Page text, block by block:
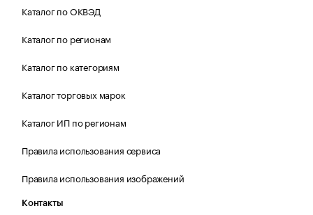
Каталог по ОКВЭД
Каталог по регионам
Каталог по категориям
Каталог торговых марок
Каталог ИП по регионам
Правила использования сервиса
Правила использования изображений
Контакты